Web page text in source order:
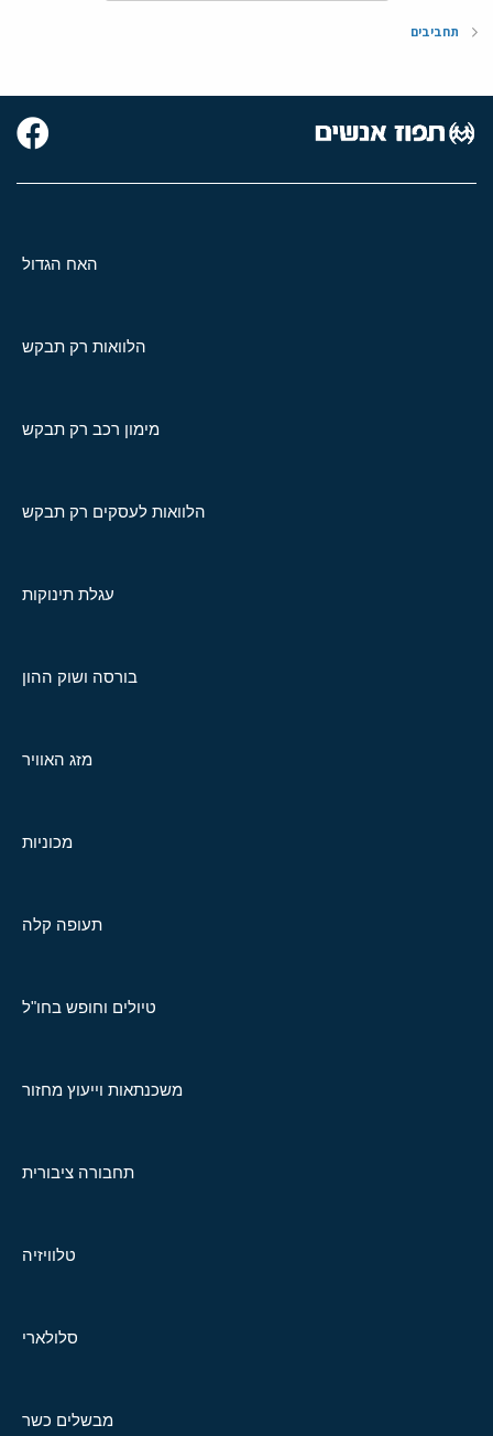
תחביבים
האח הגדול
הלוואות רק תבקש
מימון רכב רק תבקש
הלוואות לעסקים רק תבקש
עגלת תינוקות
בורסה ושוק ההון
מזג האוויר
מכוניות
תעופה קלה
טיולים וחופש בחו"ל
משכנתאות וייעוץ מחזור
תחבורה ציבורית
טלוויזיה
סלולארי
מבשלים כשר